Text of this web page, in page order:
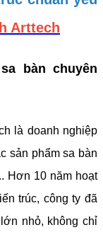
Arttech
bàn chuyên
là doanh nghiệp
sản phẩm sa bàn
Hơn 10 năm hoạt
trúc, công ty đã
nhỏ, không chỉ